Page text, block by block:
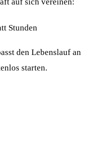
Stunden
den Lebenslauf an
starten.